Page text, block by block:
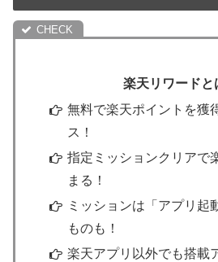
楽天リワードと
無料で楽天ポイントを獲
ス！
指定ミッションクリアで
まる！
ミッションは「アプリ起
ものも！
楽天アプリ以外でも搭載